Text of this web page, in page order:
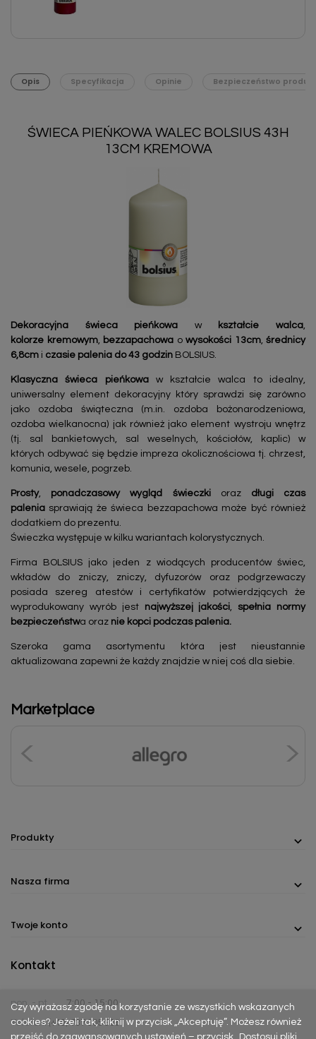
Opis Specyfikacja Opinie Bezpieczeństwo
ŚWIECA PIEŃKOWA WALEC BOLSIUS 43H
13CM KREMOWA
Dekoracyjna świeca pieńkowa w kształcie walca
kolorze kremowym, bezzapachowa o wysokości 13cm, średnicy
6,8cm i czasie palenia do 43 godzin BOLSIUS.
Klasyczna świeca pieńkowa w kształcie walca to idealny,
uniwersalny element dekoracyjny który sprawdzi się zarówno
jako ozdoba świąteczna (m.in. ozdoba bożonarodzeniowa,
ozdoba wielkanocna) jak również jako element wystroju wnętrz
(tj. sal bankietowych, sal weselnych, kościołów, kaplic) w
których odbywać się będzie impreza okolicznościowa tj. chrzest,
komunia, wesele, pogrzeb.
Prosty, ponadczasowy wygląd świeczkiorazdługi czas
palenia sprawiają że świeca bezzapachowa może być również
dodatkiem do prezentu.
Świeczka występuje w kilku wariantach kolorystycznych.
Firma BOLSIUS jako jeden z wiodących producentów świec,
wkładów do zniczy, zniczy, dyfuzorów oraz podgrzewaczy
posiada szereg atestów i certyfikatów potwierdzjących że
wyprodukowany wyrób jest
najwyższej jakości ,spełnia normy
bezpieczeństwa oraz nie kopci podczas palenia.
Szeroka gama asortymentu która jest nieustannie
aktualizowana zapewni że każdy znajdzie w niej coś dla siebie.
Marketplace
Produkty
Nasza firma
Twoje konto
Czy wyrażasz zgodę na korzystanie ze wszystkich wskazanych
cookies? Jeżeli tak, kliknij w przycisk „Akceptuję”. Możesz również
przejść do zaawansowanych ustawień – przycisk „Dostosuj pliki
Kontakt
pon. - pt.
7:00 - 15:00
Telefon:(+48) 737 305 306